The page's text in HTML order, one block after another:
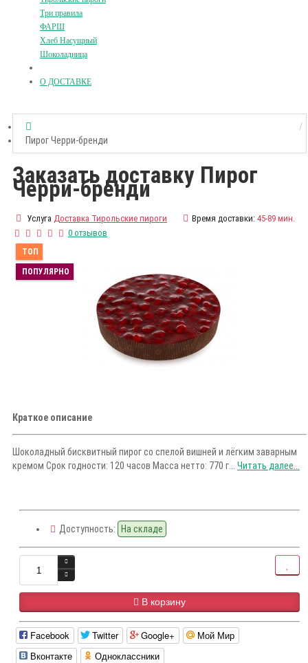
Три правила
ФАРШ
Хлеб Насущный
Шоколадница
О ДОСТАВКЕ
Пирог Черри-бренди
Заказать доставку Пирог
Черри-бренди
Услуга Доставка Тирольские пироги Время доставки: 45-89 мин.
0 отзывов
ТОП
ПОПУЛЯРНО
Краткое описание
Шоколадный бисквитный пирог со спелой вишней и лёгким заварным
кремом Срок годности: 120 часов Масса нетто: 770 г... Читать далее...
Доступность: На складе
В корзину
Facebook Twitter Google+
Мой Мир
Вконтакте
Одноклассники